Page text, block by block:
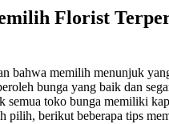
Florist
bahwa memilih menunjuk
bunga yang baik dan
semua toko bunga memiliki
pilih, berikut beberapa tips